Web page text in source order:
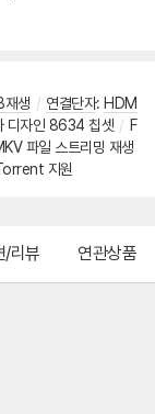
재생 / 연결단자: HDM
디자인 8634 칩셋 / F
파일 스트리밍 재생
지원
/리뷰 연관상품